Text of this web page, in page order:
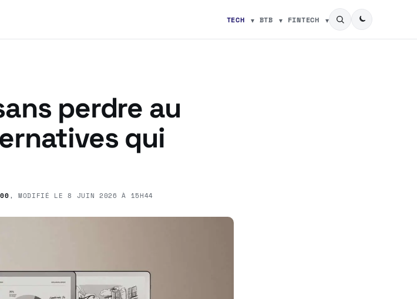
TECH BTB FINTECH
perdre au
qui
, MODIFIÉ LE8 JUIN 2026 À 15H44